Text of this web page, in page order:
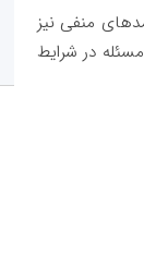
منفی نیز
در شرایط